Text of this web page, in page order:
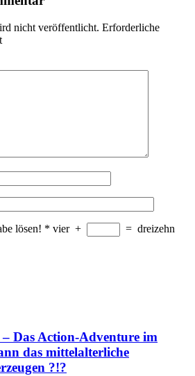
nicht veröffentlicht. Erforderliche
lösen! * vier + = dreizehn
Das Action-Adventure im
das mittelalterliche
?!?